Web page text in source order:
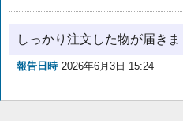
しっかり注文した物が届き
報告日時 2026年6月3日 15:24